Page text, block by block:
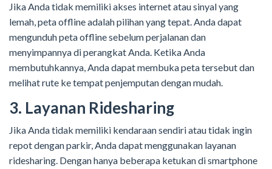
Jika Anda tidak memiliki akses internet atau sinyal yang
lemah, peta offline adalah pilihan yang tepat. Anda dapat
mengunduh peta offline sebelum perjalanan dan
menyimpannya di perangkat Anda. Ketika Anda
membutuhkannya, Anda dapat membuka peta tersebut dan
melihat rute ke tempat penjemputan dengan mudah.
3. Layanan Ridesharing
Jika Anda tidak memiliki kendaraan sendiri atau tidak ingin
repot dengan parkir, Anda dapat menggunakan layanan
ridesharing. Dengan hanya beberapa ketukan di smartphone